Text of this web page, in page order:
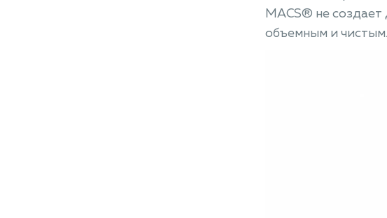
MACS® не создает
объемным и чистым.